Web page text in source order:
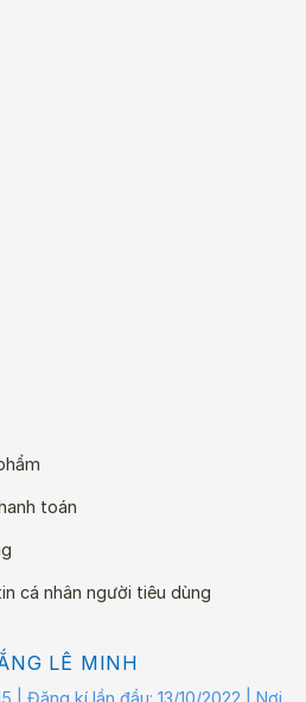
toán
cá nhân người tiêu dùng
LÊ MINH
| Đăng kí lần đầu: 13/10/2022 | Nơi